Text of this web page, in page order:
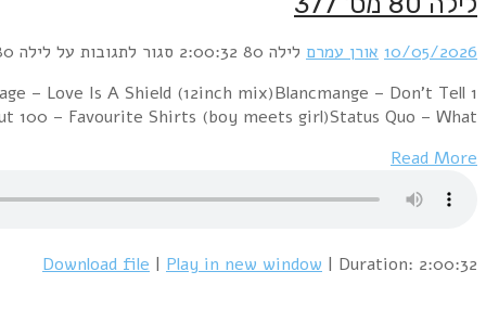
1 B Movie – Nowhere Girl (12"
MeCliff Richard – The Only Way